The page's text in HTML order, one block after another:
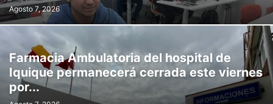
Agosto 7, 2026
Farmacia Ambulatoria del hospital de
Iquique permanecerá cerrada este viernes
por...